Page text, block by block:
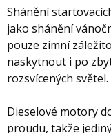
Shánění
jako shánění
pouze zimní
naskytnout i po
rozsvícených světel.
Dieselové motory
proudu, takže